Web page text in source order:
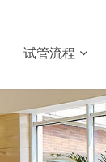
试管流程